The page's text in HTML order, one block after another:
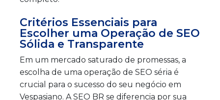
Critérios Essenciais para
Escolher uma Operação de SEO
Sólida e Transparente
Em um mercado saturado de promessas, a
escolha de uma operação de SEO séria é
crucial para o sucesso do seu negócio em
Vespasiano. A SEO BR se diferencia por sua